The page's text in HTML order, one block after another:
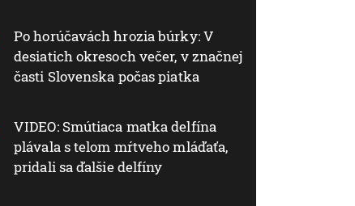
Po horúčavách hrozia búrky: V
desiatich okresoch večer, v značnej
časti Slovenska počas piatka
VIDEO: Smútiaca matka delfína
plávala s telom mŕtveho mláďaťa,
pridali sa ďalšie delfíny